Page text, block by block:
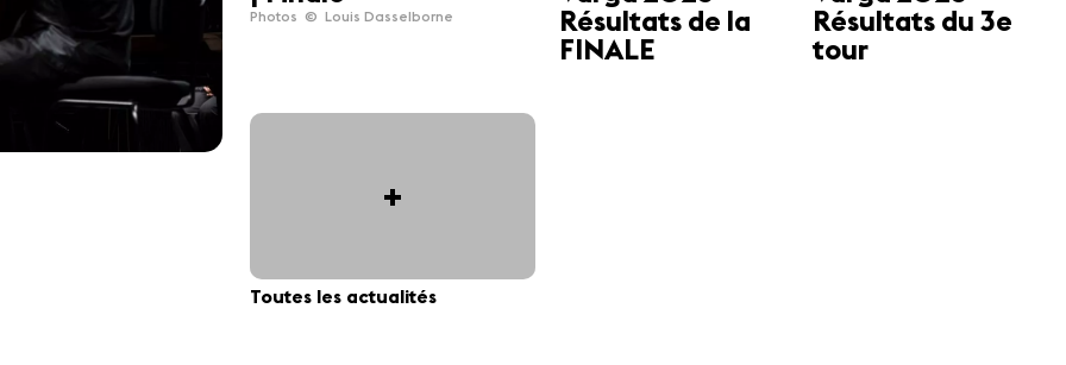
Photos © Louis Dasselborne
Résultats de la
FINALE
Résultats du 3e
tour
+
Toutes les actualités